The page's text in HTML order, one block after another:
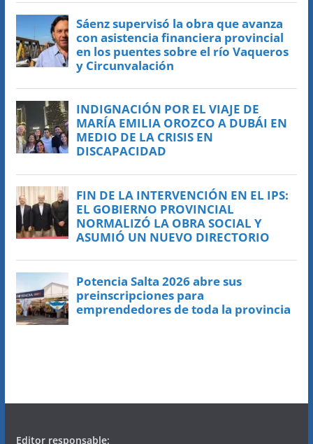
Editor responsable: